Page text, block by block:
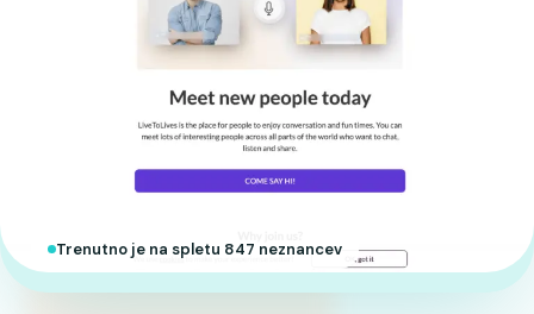
Trenutno je na spletu 847 neznancev